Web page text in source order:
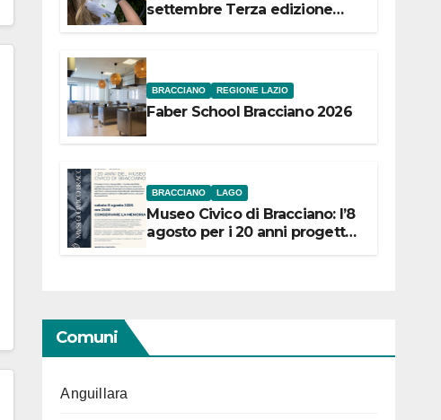
settembre Terza edizione
BRACCIANO REGIONE LAZIO
Faber School Bracciano 2026
BRACCIANO LAGO
Museo Civico di Bracciano: l’8
agosto per i 20 anni progetto
Comuni
Anguillara